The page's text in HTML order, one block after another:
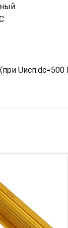
Uисп.dc=500